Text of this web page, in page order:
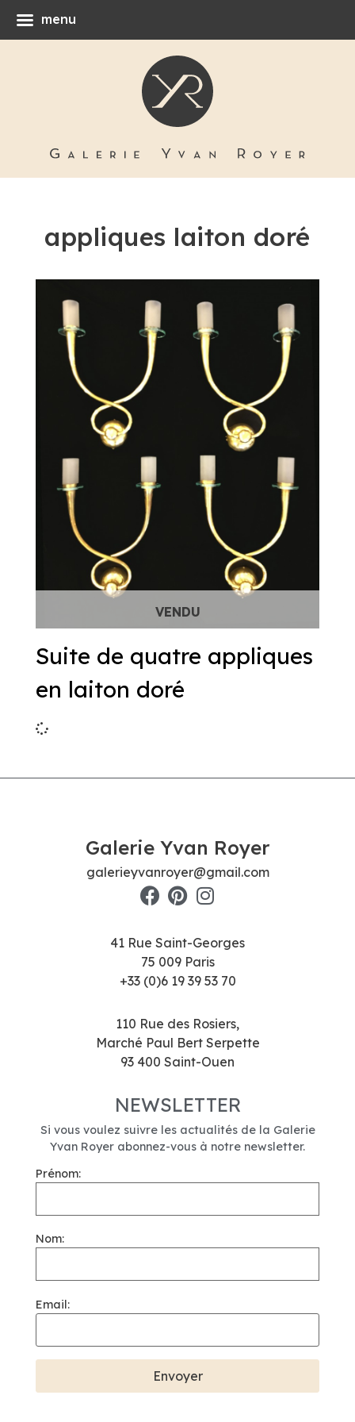
appliques laiton doré
Suite de quatre appliques
en laiton doré
Galerie Yvan Royer
galerieyvanroyer@gmail.com
41 Rue Saint-Georges
75 009 Paris
+33 (0)6 19 39 53 70
110 Rue des Rosiers,
Marché Paul Bert Serpette
93 400 Saint-Ouen
NEWSLETTER
Si vous voulez suivre les actualités de la Galerie
Yvan Royer abonnez-vous à notre newsletter.
Prénom:
Nom:
Email:
menu